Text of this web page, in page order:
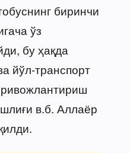
биринчи
ўз
бу ҳақда
йўл-транспорт
в.б. Аллаёр